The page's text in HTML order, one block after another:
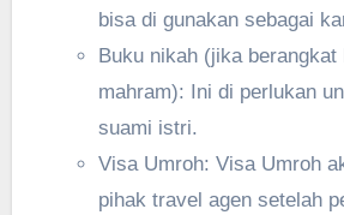
bisa di gunakan sebagai
Buku nikah (jika berangkat
mahram): Ini di perlukan
suami istri.
Visa Umroh: Visa Umroh
pihak travel agen setelah